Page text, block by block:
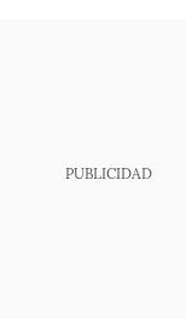
PUBLICIDAD